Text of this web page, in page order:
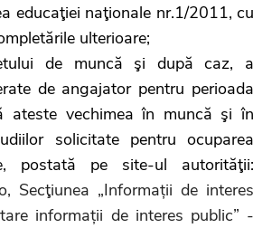
educaţiei naţionale nr.1/2011, cu
ulterioare;
de muncă şi după caz, a
de angajator pentru perioada
ateste vechimea în muncă şi în
solicitate pentru ocuparea
postată pe site-ul autorităţii:
Secţiunea „Informații de interes
informații de interes public” -